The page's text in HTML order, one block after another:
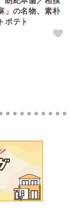
」の名物、素朴
ポテト